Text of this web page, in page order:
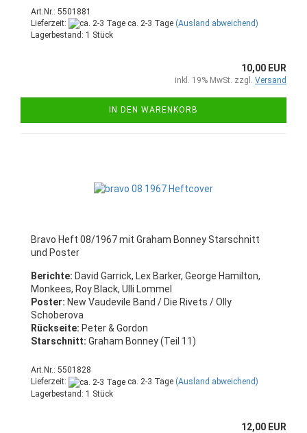
Art.Nr.: 5501881
Lieferzeit:
ca. 2-3 Tage (Ausland abweichend)
Lagerbestand: 1 Stück
10,00 EUR
inkl. 19% MwSt. zzgl. Versand
IN DEN WARENKORB
Bravo Heft 08/1967 mit Graham Bonney Starschnitt
und Poster
Berichte: David Garrick, Lex Barker, George Hamilton,
Monkees, Roy Black, Ulli Lommel
Poster: New Vaudevile Band / Die Rivets / Olly
Schoberova
Rückseite: Peter & Gordon
Starschnitt: Graham Bonney (Teil 11)
Art.Nr.: 5501828
Lieferzeit:
ca. 2-3 Tage (Ausland abweichend)
Lagerbestand: 1 Stück
12,00 EUR